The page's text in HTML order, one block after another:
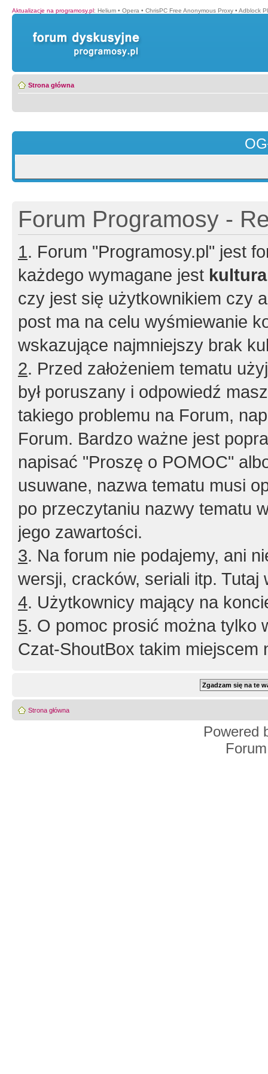
Aktualizacje na programosy.pl: Helium • Opera • ChrisPC Free Anonymous Proxy • Adblock
Strona główna
Forum Programosy -
1. Forum "Programosy.pl" jest
każdego wymagane jest
czy jest się użytkownikiem czy
post ma na celu wyśmiewanie
wskazujące najmniejszy brak
2. Przed założeniem tematu
był poruszany i odpowiedź
takiego problemu na Forum,
Forum. Bardzo ważne jest
napisać "Proszę o POMOC"
usuwane, nazwa tematu musi
po przeczytaniu nazwy tematu
jego zawartości.
3. Na forum nie podajemy, ani
wersji, cracków, seriali itp. Tutaj
4. Użytkownicy mający na
5. O pomoc prosić można tylko
Czat-ShoutBox takim miejscem
Strona główna
Powered